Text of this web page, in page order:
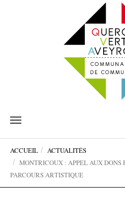
êtes
ici:
ACCUEIL
ACTUALITÉS
MONTRICOUX : APPEL AUX DONS
PARCOURS ARTISTIQUE